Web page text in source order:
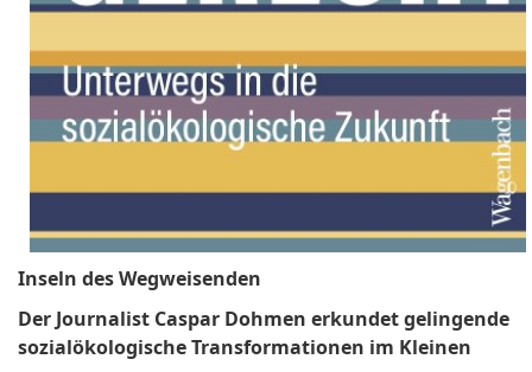
Inseln des Wegweisenden
Der Journalist Caspar Dohmen erkundet gelingende
sozialökologische Transformationen im Kleinen